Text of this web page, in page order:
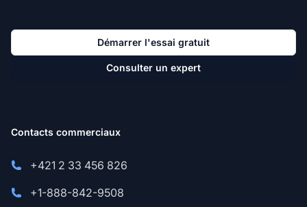
Démarrer l'essai gratuit
Consulter un expert
Contacts commerciaux
+421 2 33 456 826
+1-888-842-9508